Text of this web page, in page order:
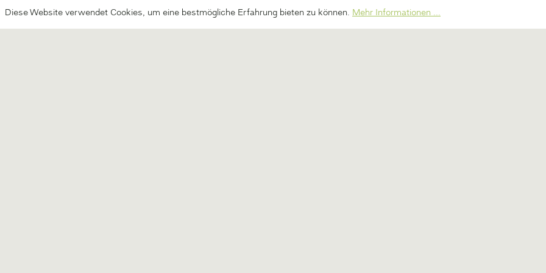
39057 Eppan (Südtirol/Italien)
39057 Eppan (Südtirol/Italien)
Recycling
Newsletter
Diese Website verwendet Cookies, um eine bestmögliche Erfahrung bieten zu können. Mehr Informationen ...